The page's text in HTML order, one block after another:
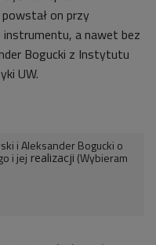
on przy
a nawet bez
Bogucki z Instytutu
UW.
i Aleksander Bogucki o
i jej realizacji (Wybieram